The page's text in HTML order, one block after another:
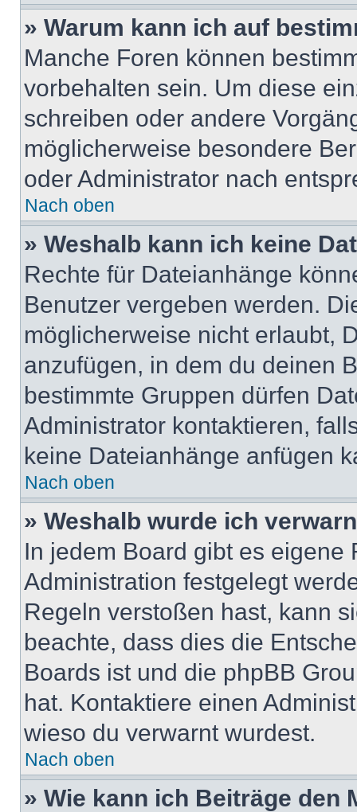
» Warum kann ich auf
Manche Foren können
vorbehalten sein. Um diese
schreiben oder andere
möglicherweise besondere
oder Administrator nach
Nach oben
» Weshalb kann ich keine
Rechte für Dateianhänge
Benutzer vergeben werden.
möglicherweise nicht erlaubt,
anzufügen, in dem du deinen
bestimmte Gruppen dürfen
Administrator kontaktieren,
keine Dateianhänge anfügen
Nach oben
» Weshalb wurde ich
In jedem Board gibt es
Administration festgelegt
Regeln verstoßen hast, kann
beachte, dass dies die
Boards ist und die phpBB
hat. Kontaktiere einen
wieso du verwarnt wurdest.
Nach oben
» Wie kann ich Beiträge den